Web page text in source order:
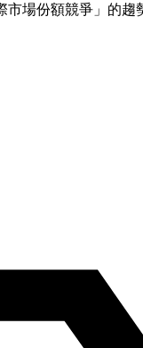
場份額競爭」的趨